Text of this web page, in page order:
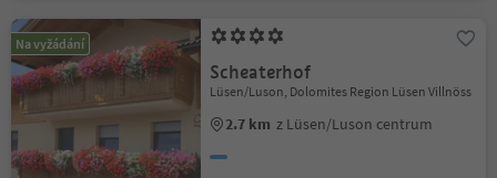
Na vyžádání
Scheaterhof
Lüsen/Luson, Dolomites Region Lüsen Villnöss
2.7 km z Lüsen/Luson centrum